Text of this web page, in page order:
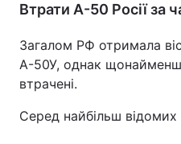
Втрати А-50 Росії за
Загалом РФ отримала
А-50У, однак
втрачені.
Серед найбільш відомих